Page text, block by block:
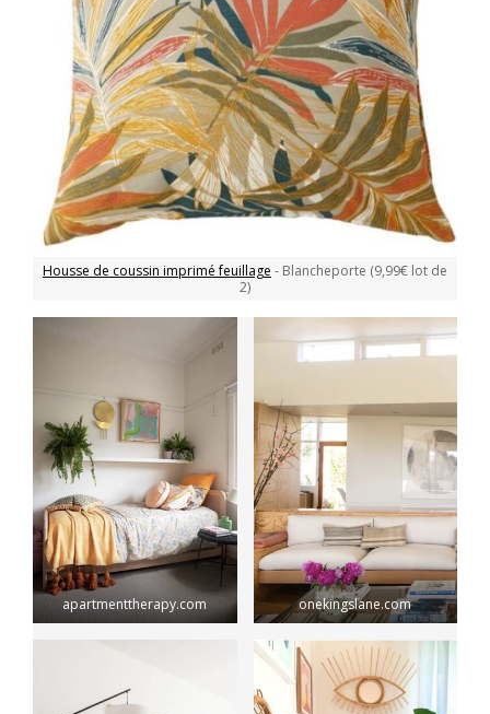
Housse de coussin imprimé feuillage - Blancheporte (9,99€ lot de
2)
apartmenttherapy.com onekingslane.com